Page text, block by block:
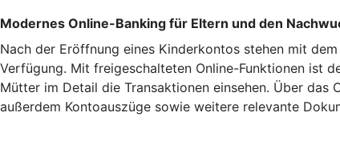
Modernes Online-Banking für Eltern und den
Nach der Eröffnung eines Kinderkontos stehen mit
Verfügung. Mit freigeschalteten Online-Funktionen ist
Mütter im Detail die Transaktionen einsehen. Über
außerdem Kontoauszüge sowie weitere relevante